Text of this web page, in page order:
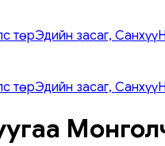
төрЭдийн засаг, Санхүү
төрЭдийн засаг, Санхүү